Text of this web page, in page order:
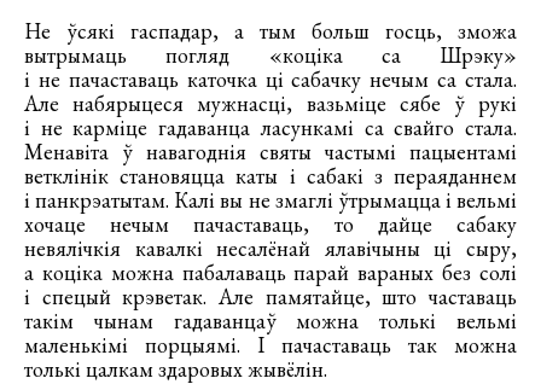
Не ўсякі гаспадар, а тым больш госць, зможа
вытрымаць погляд «коціка са Шрэку»
і не пачаставаць каточка ці сабачку нечым са стала.
Але набярыцеся мужнасці, вазьміце сябе ў рукі
і не карміце гадаванца ласункамі са свайго стала.
Менавіта ў навагоднія святы частымі пацыентамі
ветклінік становяцца каты і сабакі з пераяданнем
і панкрэатытам. Калі вы не змаглі ўтрымацца і вельмі
хочаце нечым пачаставаць, то дайце сабаку
невялічкія кавалкі несалёнай ялавічыны ці сыру,
а коціка можна пабалаваць парай вараных без солі
і спецый крэветак. Але памятайце, што частаваць
такім чынам гадаванцаў можна толькі вельмі
маленькімі порцыямі. І пачаставаць так можна
толькі цалкам здаровых жывёлін.